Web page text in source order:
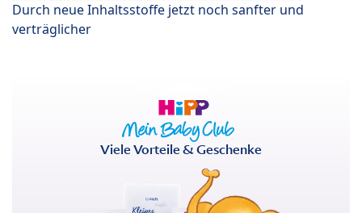
Durch neue Inhaltsstoffe jetzt noch sanfter und
verträglicher
Viele Vorteile & Geschenke